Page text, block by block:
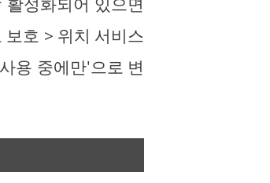
호 > 위치 서비스
용 중에만'으로 변